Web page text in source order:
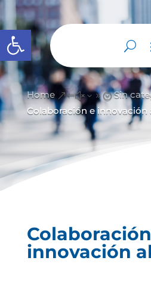
Abrir barra de herramientas
Home &#x39; Sin
Colaboración e innovación
innovación